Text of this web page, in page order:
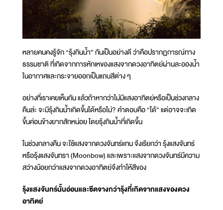
หลายคนคงรู้จัก “รุ้งกินน้ำ” กันเป็นอย่างดี ว่าคือปรากฏการณ์ทาง
ธรรมชาติ ที่เกิดจากการหักเหของแสงจากดวงอาทิตย์ผ่านละอองน้ำ
ในอากาศและกระจายออกเป็นแถบสีต่าง ๆ
อย่างที่เราเคยเห็นกัน แล้วถ้าหากว่าไม่มีแสงอาทิตย์หรือเป็นช่วงกลาง
คืนล่ะ จะมีรุ้งกินน้ำเกิดขึ้นได้หรือไม่? คำตอบคือ “ได้” แต่อาจจะเกิด
ขึ้นค่อนข้างยากสักหน่อย โดยรุ้งกินน้ำที่เกิดขึ้น
ในช่วงกลางคืน จะใช้แสงจากดวงจันทร์แทน จึงเรียกว่า รุ้งแสงจันทร์
หรือรุ้งแสงจันทรา (Moonbow) และเพราะแสงจากดวงจันทร์มีความ
สว่างน้อยกว่าแสงจากดวงอาทิตย์จึงทำให้สีของ
รุ้งแสงจันทร์นั้นอ่อนและซีดจางกว่ารุ้งที่เกิดจากแสงของดวง
อาทิตย์